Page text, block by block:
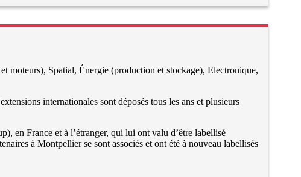
moteurs), Spatial, Énergie (production et stockage), Electronique,
internationales sont déposés tous les ans et plusieurs
en France et à l’étranger, qui lui ont valu d’être labellisé
à Montpellier se sont associés et ont été à nouveau labellisés